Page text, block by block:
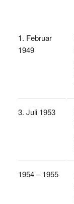
1. Februar
1949
3. Juli 1953
1954 – 1955